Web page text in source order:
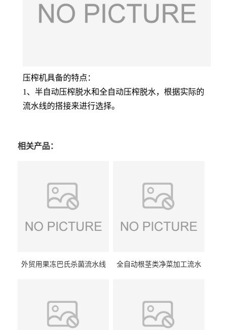
压榨机具备的特点：
1、半自动压榨脱水和全自动压榨脱水，根据实际的
流水线的搭接来进行选择。
相关产品：
外贸用果冻巴氏杀菌流水线
全自动根茎类净菜加工流水